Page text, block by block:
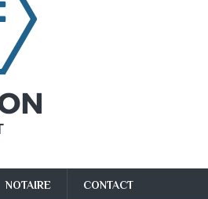
NOTAIRE CONTACT